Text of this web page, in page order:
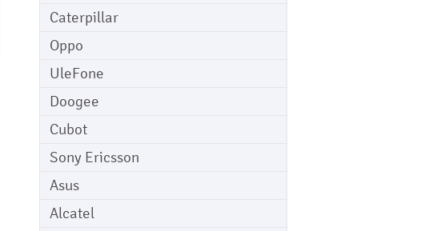
Caterpillar
Oppo
UleFone
Doogee
Cubot
Sony Ericsson
Asus
Alcatel